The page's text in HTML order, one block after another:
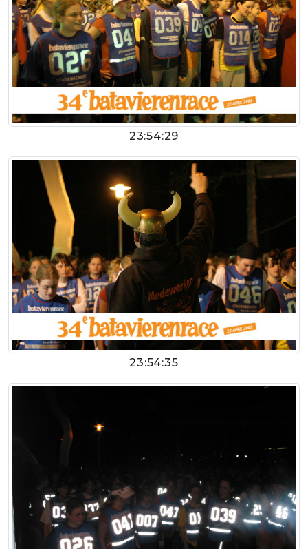
23:54:29
23:54:35